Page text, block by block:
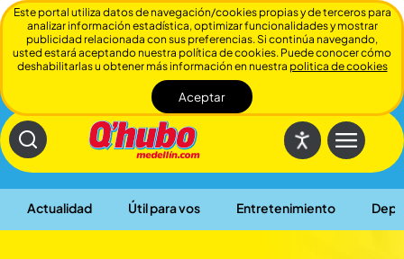
Actualidad Útil para vos Entretenimiento
Cerrar
Este portal utiliza datos de navegación/cookies propias y de terceros para
analizar información estadística, optimizar funcionalidades y mostrar
publicidad relacionada con sus preferencias. Si continúa navegando,
usted estará aceptando nuestra política de cookies. Puede conocer cómo
deshabilitarlas u obtener más información en nuestra politica de cookies
Aceptar